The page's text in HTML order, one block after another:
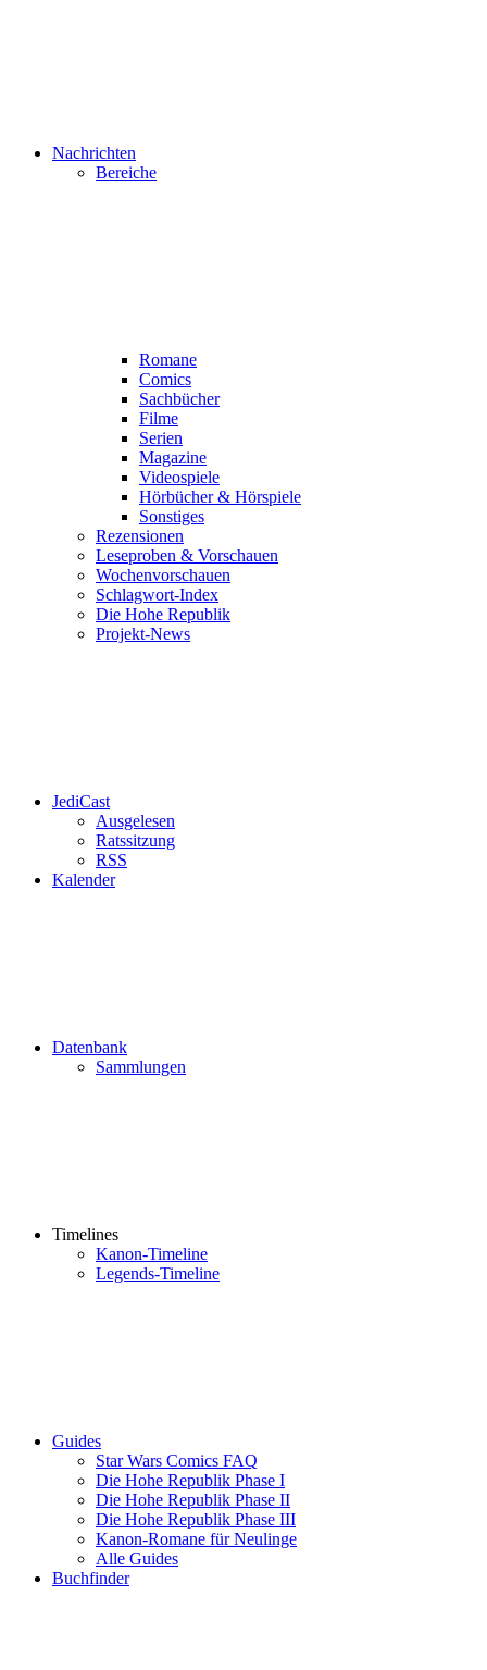
Nachrichten
Bereiche
Romane
Comics
Sachbücher
Filme
Serien
Magazine
Videospiele
Hörbücher & Hörspiele
Sonstiges
Rezensionen
Leseproben & Vorschauen
Wochenvorschauen
Schlagwort-Index
Die Hohe Republik
Projekt-News
JediCast
Ausgelesen
Ratssitzung
RSS
Kalender
Datenbank
Sammlungen
Timelines
Kanon-Timeline
Legends-Timeline
Guides
Star Wars Comics FAQ
Die Hohe Republik Phase I
Die Hohe Republik Phase II
Die Hohe Republik Phase III
Kanon-Romane für Neulinge
Alle Guides
Buchfinder